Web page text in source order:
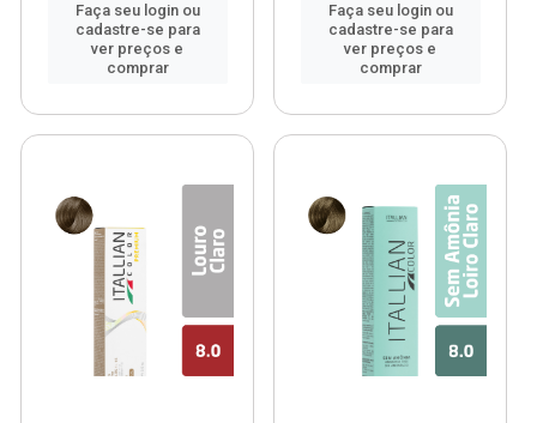
Faça seu login ou
cadastre-se para
ver preços e
comprar
Faça seu login ou
cadastre-se para
ver preços e
comprar